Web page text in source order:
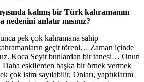
kalmış bir Türk kahramanını
anlatır mısınız?
pek çok kahramana sahip
geçit töreni… Zaman içinde
Koca Seyit bunlardan bir tanesi… Onun
Daha eskilerden başka bir örnek vermek
çok isim sayılabilir. Onları, yaptıklarını